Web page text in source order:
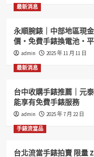
車
借
機
房
屋
二
收
手
最新消息
永順腕錶｜中部地區現
價・免費手錶換電池・
admin 2025 年 11 月 11 日
最新消息
台中收購手錶推薦｜元
能享有免費手錶服務
admin 2025 年 7 月 22 日
手錶流當品
台北流當手錶拍賣 限量